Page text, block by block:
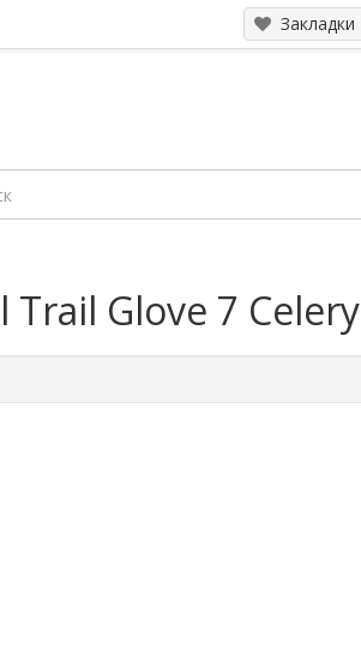
Закладки
Glove 7 Celery